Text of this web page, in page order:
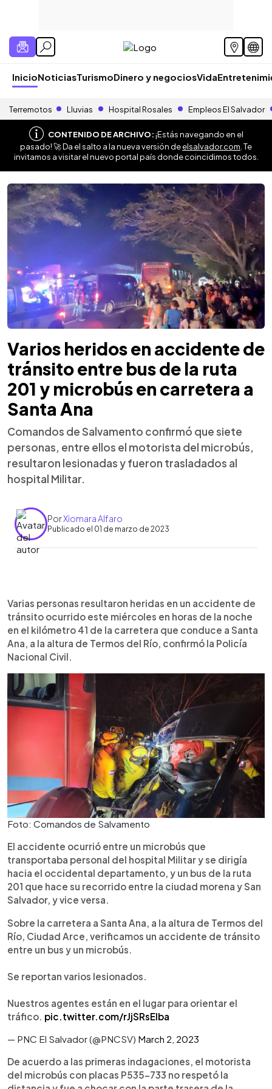
InicioNoticiasTurismoDinero y negociosVida
Terremotos Lluvias Hospital Rosales Empleos El Salvador
CONTENIDO DE ARCHIVO:¡Estás navegando en el
pasado! 🚀 Da el salto a la nueva versión deelsalvador.com . Te
invitamos a visitar el nuevo portal país donde coincidimos todos.
Varios heridos en accidente de
tránsito entre bus de la ruta
201 y microbús en carretera a
Santa Ana
Comandos de Salvamento confirmó que siete
personas, entre ellos el motorista del microbús,
resultaron lesionadas y fueron trasladados al
hospital Militar.
PorXiomara Alfaro
Publicado el 01 de marzo de 2023
Escuchar artículo
Varias personas resultaron heridas en un accidente de
tránsito ocurrido este miércoles en horas de la noche
en el kilómetro 41 de la carretera que conduce a Santa
Ana, a la altura de Termos del Río, confirmó la Policía
Nacional Civil.
Foto: Comandos de Salvamento
El accidente ocurrió entre un microbús que
transportaba personal del hospital Militar y se dirigía
hacia el occidental departamento, y un bus de la ruta
201 que hace su recorrido entre la ciudad morena y San
Salvador, y vice versa.
Sobre la carretera a Santa Ana, a la altura de Termos del
Río, Ciudad Arce, verificamos un accidente de tránsito
entre un bus y un microbús.
Se reportan varios lesionados.
Nuestros agentes están en el lugar para orientar el
tráfico. pic.twitter.com/rJjSRsElba
— PNC El Salvador (@PNCSV) March 2, 2023
De acuerdo a las primeras indagaciones, el motorista
del microbús con placas P535-733 no respetó la